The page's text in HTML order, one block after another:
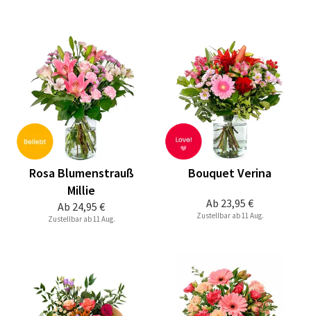
Ab 24,95 €
Rosa Blumenstrauß
Millie
Zustellbar ab 11 Aug.
Ab 23,95 €
Bouquet Verina
Zustellbar ab 11 Aug.